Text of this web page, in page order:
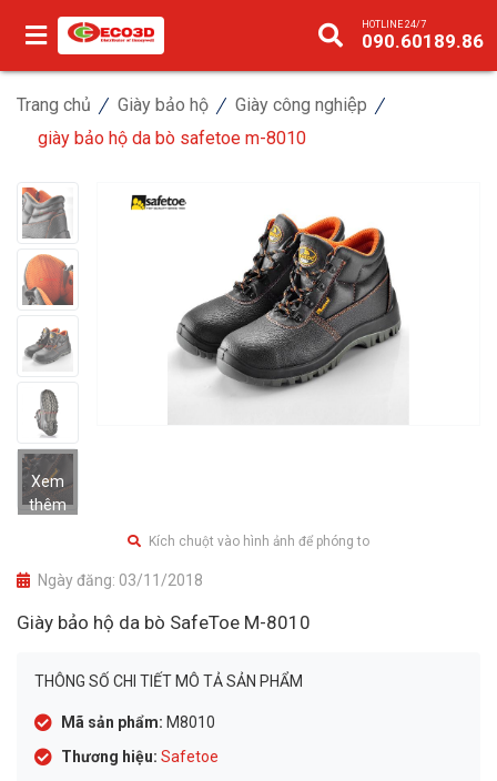
HOTLINE 24/7
090.60189.86
Trang chủ Giày bảo hộ
Giày công nghiệp
giày bảo hộ da bò safetoe m-8010
Xem
thêm
Kích chuột vào hình ảnh để phóng to
Ngày đăng: 03/11/2018
Giày bảo hộ da bò SafeToe M-8010
THÔNG SỐ CHI TIẾT MÔ TẢ SẢN PHẨM
Mã sản phẩm: M8010
Thương hiệu: Safetoe